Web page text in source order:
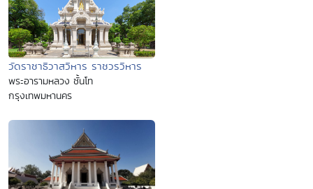
วัดราชาธิวาสวิหาร ราชวรวิหาร
พระอารามหลวง ชั้นโท
กรุงเทพมหานคร